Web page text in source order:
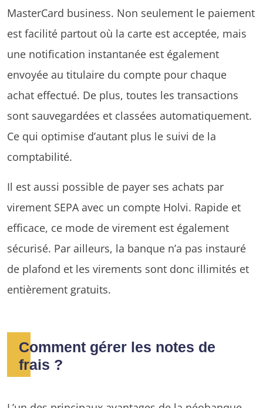
MasterCard business. Non seulement le paiement
est facilité partout où la carte est acceptée, mais
une notification instantanée est également
envoyée au titulaire du compte pour chaque
achat effectué. De plus, toutes les transactions
sont sauvegardées et classées automatiquement.
Ce qui optimise d’autant plus le suivi de la
comptabilité.
Il est aussi possible de payer ses achats par
virement SEPA avec un compte Holvi. Rapide et
efficace, ce mode de virement est également
sécurisé. Par ailleurs, la banque n’a pas instauré
de plafond et les virements sont donc illimités et
entièrement gratuits.
Comment gérer les notes de
frais ?